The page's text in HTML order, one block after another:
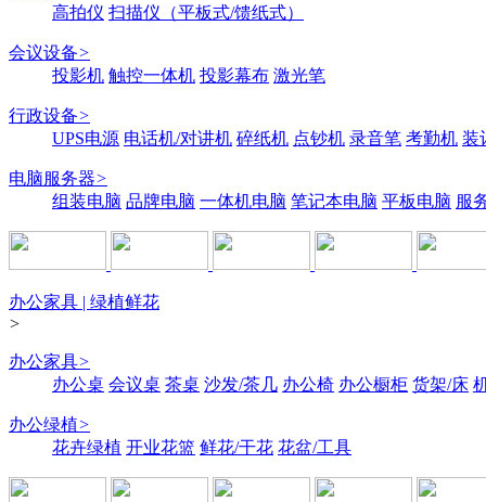
高拍仪 扫描仪（平板式/馈纸式）
会议设备>
投影机 触控一体机 投影幕布 激光笔
行政设备>
UPS电源 电话机/对讲机 碎纸机 点钞机 录音笔 考勤机 装
电脑服务器>
组装电脑 品牌电脑 一体机电脑 笔记本电脑 平板电脑 服
办公家具 | 绿植鲜花
>
办公家具>
办公桌 会议桌 茶桌 沙发/茶几 办公椅 办公橱柜 货架/床
办公绿植>
花卉绿植 开业花篮 鲜花/干花 花盆/工具